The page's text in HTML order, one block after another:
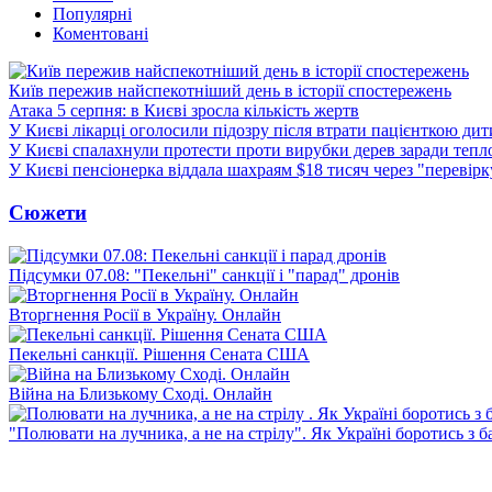
Популярні
Коментовані
Київ пережив найспекотніший день в історії спостережень
Атака 5 серпня: в Києві зросла кількість жертв
У Києві лікарці оголосили підозру після втрати пацієнткою
У Києві спалахнули протести проти вирубки дерев заради
У Києві пенсіонерка віддала шахраям $18 тисяч через
Сюжети
Підсумки 07.08: "Пекельні" санкції і "парад" дронів
Вторгнення Росії в Україну. Онлайн
Пекельні санкції. Рішення Сената США
Війна на Близькому Сході. Онлайн
"Полювати на лучника, а не на стрілу". Як Україні боротись з